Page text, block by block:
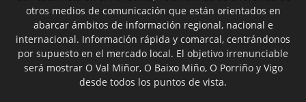
otros medios de comunicación que están orientados en
abarcar ámbitos de información regional, nacional e
internacional. Información rápida y comarcal, centrándonos
por supuesto en el mercado local. El objetivo irrenunciable
será mostrar O Val Miñor, O Baixo Miño, O Porriño y Vigo
desde todos los puntos de vista.